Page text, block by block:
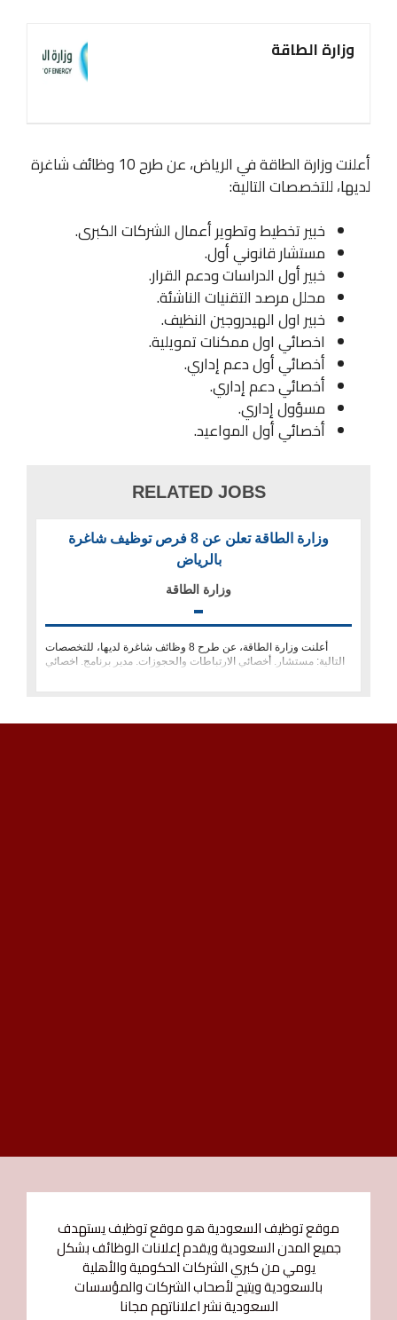
وزارة الطاقة
أعلنت وزارة الطاقة في الرياض، عن طرح 10 وظائف شاغرة
لديها، للتخصصات التالية:
خبير تخطيط وتطوير أعمال الشركات الكبرى.
مستشار قانوني أول.
خبير أول الدراسات ودعم القرار.
محلل مرصد التقنيات الناشئة.
خبير اول الهيدروجين النظيف.
اخصائي اول ممكنات تمويلية.
أخصائي أول دعم إداري.
أخصائي دعم إداري.
مسؤول إداري.
أخصائي أول المواعيد.
RELATED JOBS
وزارة الطاقة تعلن عن 8 فرص توظيف شاغرة
بالرياض
وزارة الطاقة
أعلنت وزارة الطاقة، عن طرح 8 وظائف شاغرة لديها، للتخصصات
التالية: مستشار. أخصائي الارتباطات والحجوزات. مدير برنامج. اخصائي
موقع توظيف السعودية هو موقع توظيف يستهدف
جميع المدن السعودية ويقدم إعلانات الوظائف بشكل
يومي من كبري الشركات الحكومية والأهلية
بالسعودية ويتيح لأصحاب الشركات والمؤسسات
السعودية نشر اعلاناتهم مجانا